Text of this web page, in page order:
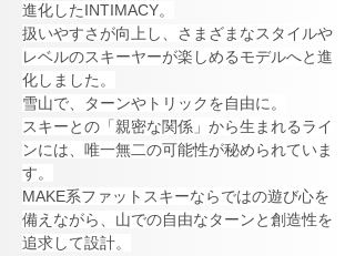
進化したINTIMACY。
扱いやすさが向上し、さまざまなスタイルや
レベルのスキーヤーが楽しめるモデルへと進
化しました。
雪山で、ターンやトリックを自由に。
スキーとの「親密な関係」から生まれるライ
ンには、唯一無二の可能性が秘められていま
す。
MAKE系ファットスキーならではの遊び心を
備えながら、山での自由なターンと創造性を
追求して設計。